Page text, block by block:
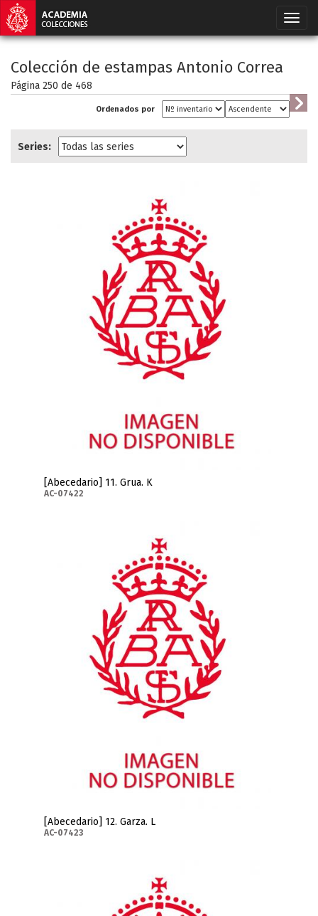
Colección de estampas Antonio Correa
Página 250 de 468
Ordenados por
Series:
[Abecedario] 11. Grua. K
AC-07422
[Abecedario] 12. Garza. L
AC-07423